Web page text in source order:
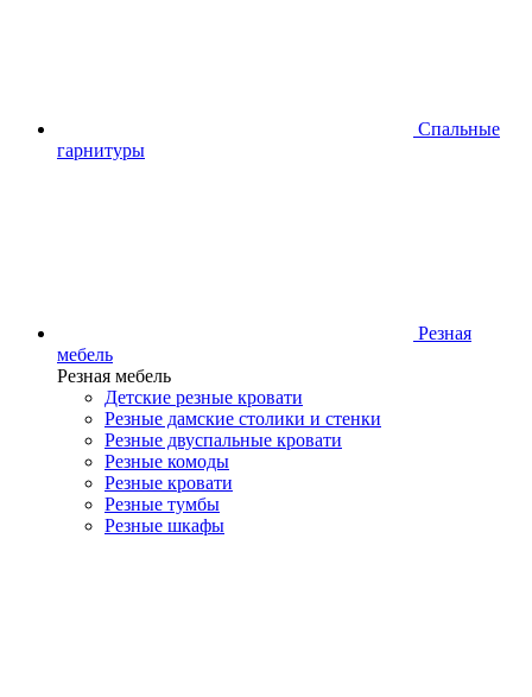
Спальные
гарнитуры
Резная
мебель
Резная мебель
Детские резные кровати
Резные дамские столики и стенки
Резные двуспальные кровати
Резные комоды
Резные кровати
Резные тумбы
Резные шкафы